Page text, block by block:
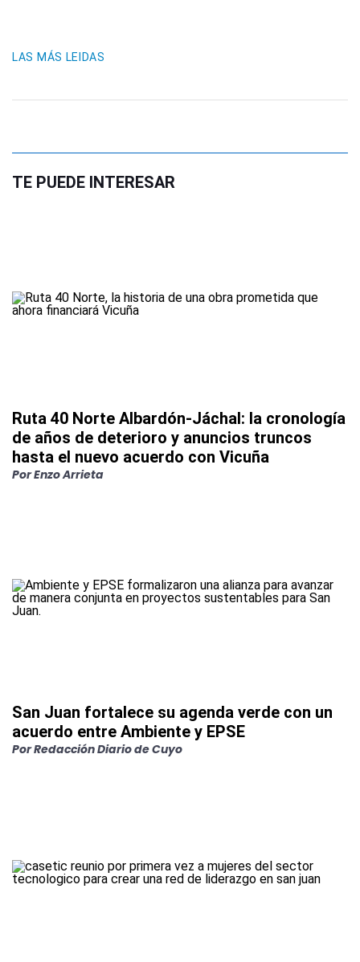
LAS MÁS LEIDAS
TE PUEDE INTERESAR
Ruta 40 Norte Albardón-Jáchal: la cronología
de años de deterioro y anuncios truncos
hasta el nuevo acuerdo con Vicuña
PorEnzo Arrieta
San Juan fortalece su agenda verde con un
acuerdo entre Ambiente y EPSE
PorRedacción Diario de Cuyo